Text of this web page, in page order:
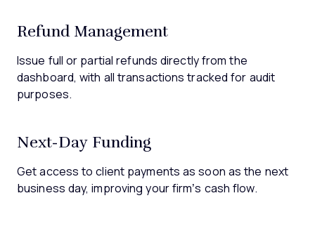
Refund Management
Issue full or partial refunds directly from the
dashboard, with all transactions tracked for audit
purposes.
Next-Day Funding
Get access to client payments as soon as the next
business day, improving your firm’s cash flow.